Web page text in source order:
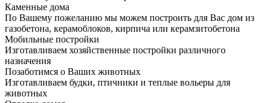
Каменные дома
По Вашему пожеланию мы можем построить для Вас дом из
газобетона, керамоблоков, кирпича или керамзитобетона
Мобильные постройки
Изготавливаем хозяйственные постройки различного
назначения
Позаботимся о Ваших животных
Изготавливаем будки, птичники и теплые вольеры для
животных